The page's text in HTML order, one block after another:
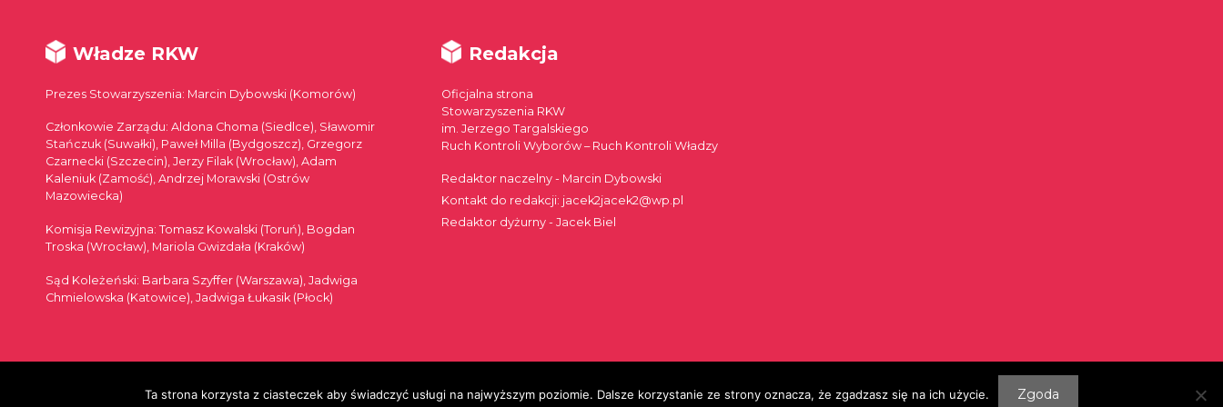
Władze RKW
Prezes Stowarzyszenia: Marcin Dybowski (Komorów)
Członkowie Zarządu: Aldona Choma (Siedlce), Sławomir
Stańczuk (Suwałki), Paweł Milla (Bydgoszcz), Grzegorz
Czarnecki (Szczecin), Jerzy Filak (Wrocław), Adam
Kaleniuk (Zamość), Andrzej Morawski (Ostrów
Mazowiecka)
Komisja Rewizyjna: Tomasz Kowalski (Toruń), Bogdan
Troska (Wrocław), Mariola Gwizdała (Kraków)
Sąd Koleżeński: Barbara Szyffer (Warszawa), Jadwiga
Chmielowska (Katowice), Jadwiga Łukasik (Płock)
Redakcja
Oficjalna strona
Stowarzyszenia RKW
im. Jerzego Targalskiego
Ruch Kontroli Wyborów – Ruch Kontroli Władzy
Redaktor naczelny - Marcin Dybowski
Kontakt do redakcji: jacek2jacek2@wp.pl
Redaktor dyżurny - Jacek Biel
Szukaj:
Ta strona korzysta z ciasteczek aby świadczyć usługi na najwyższym poziomie. Dalsze korzystanie ze strony oznacza, że zgadzasz się na ich użycie. Zgoda